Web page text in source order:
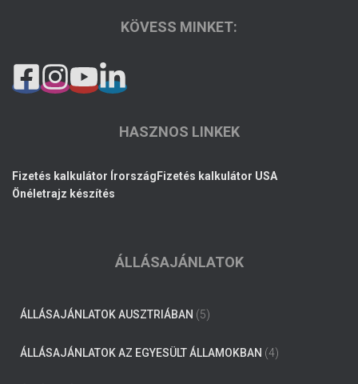
KÖVESS MINKET:
HASZNOS LINKEK
Fizetés kalkulátor Írország Fizetés kalkulátor USA
Önéletrajz készítés
ÁLLÁSAJÁNLATOK
ÁLLÁSAJÁNLATOK AUSZTRIÁBAN (5)
ÁLLÁSAJÁNLATOK AZ EGYESÜLT ÁLLAMOKBAN (4)